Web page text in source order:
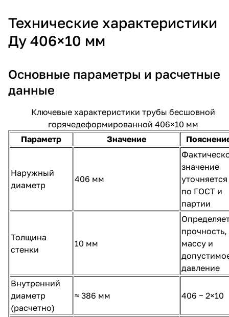
Технические характеристики
Ду 406×10 мм
Основные параметры и расчетные
данные
Ключевые характеристики трубы бесшовной
горячедеформированной 406×10 мм
Параметр
Значение
Наружный
диаметр
406 мм
значение
уточняется
по ГОСТ и
партии
Толщина
стенки
10 мм
прочность,
массу и
давление
Внутренний
диаметр
(расчетно)
≈ 386 мм 406 − 2×10